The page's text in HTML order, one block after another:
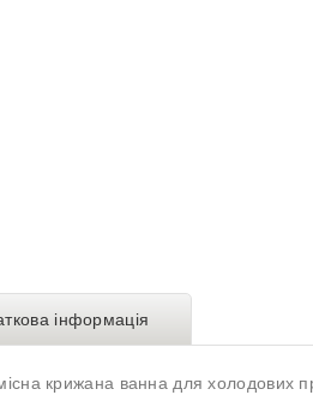
інформація
крижана ванна для холодових